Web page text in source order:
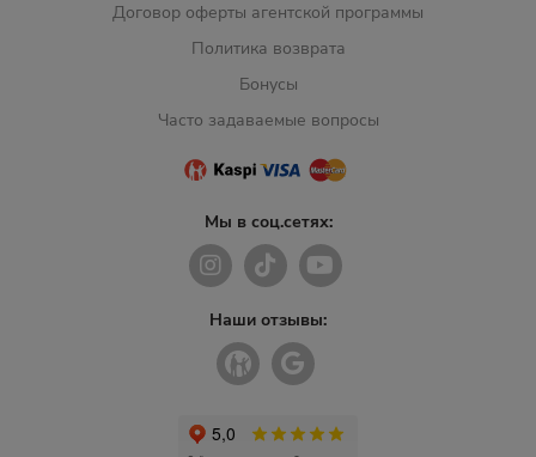
Договор оферты агентской программы
Политика возврата
Бонусы
Часто задаваемые вопросы
Мы в соц.сетях:
Наши отзывы: